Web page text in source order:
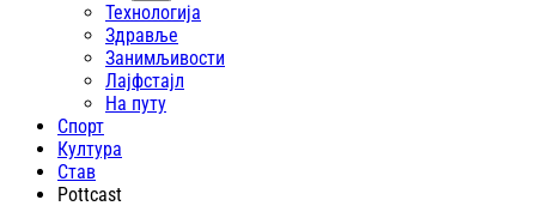
Технологија
Здравље
Занимљивости
Лајфстajл
На путу
Спорт
Култура
Став
Pottcast